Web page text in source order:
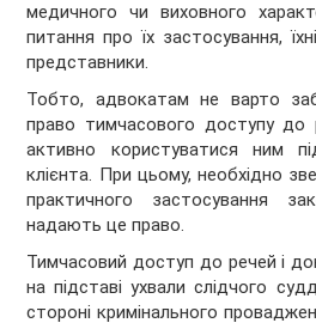
медичного чи виховного
питання про їх застосування,
представники.
Тобто, адвокатам не варто
право тимчасового доступу до
активно користуватися ним
клієнта. При цьому, необхідно
практичного застосування
надають це право.
Тимчасовий доступ до речей і
на підставі ухвали слідчого
стороні кримінального